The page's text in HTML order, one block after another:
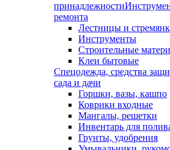
принадлежности
ремонта
Лестницы и
Инструменты
Строительные
Клеи бытовые
Спецодежда, средства
сада и дачи
Горшки, вазы, кашпо
Коврики входные
Мангалы, решетки
Инвентарь для
Грунты, удобрения